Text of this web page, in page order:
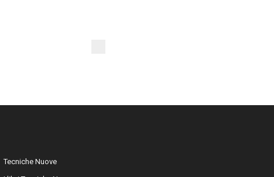
Tecniche Nuove